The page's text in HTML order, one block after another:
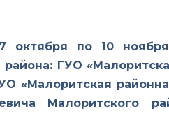
октября по 10
района: ГУО
«Малоритская
Малоритского